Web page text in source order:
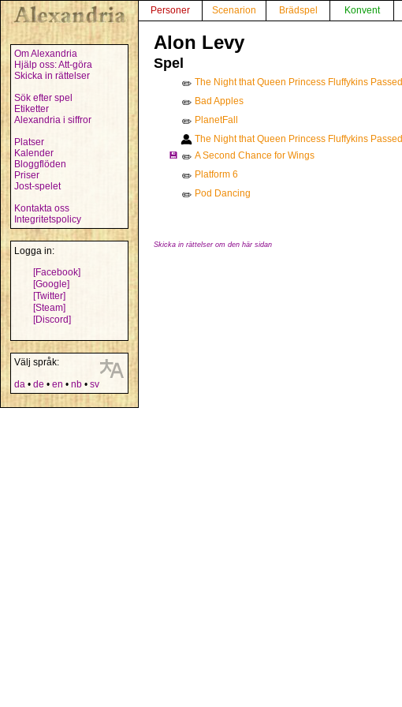
Om Alexandria
Hjälp oss: Att-göra
Skicka in rättelser
Sök efter spel
Etiketter
Alexandria i siffror
Platser
Kalender
Bloggflöden
Priser
Jost-spelet
Kontakta oss
Integritetspolicy
Logga in:
[Facebook]
[Google]
[Twitter]
[Steam]
[Discord]
Välj språk:
da • de • en • nb • sv
Personer Scenarion Brädspel Konvent
Alon Levy
Spel
✏️ The Night that Queen Princess Fluffykins Passed
✏️ Bad Apples
✏️ PlanetFall
The Night that Queen Princess Fluffykins Passed
💾 ✏️ A Second Chance for Wings
✏️ Platform 6
✏️ Pod Dancing
Skicka in rättelser om den här sidan